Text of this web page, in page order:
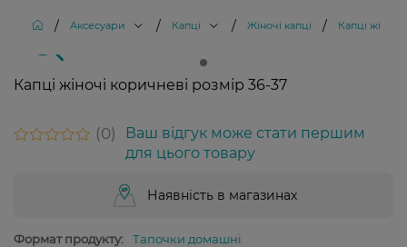
/ Аксесуари / Капці / Жіночі капці / Капці
Капці жіночі коричневі розмір 36-37
0
Ваш відгук може стати першим
для цього товару
Наявність в магазинах
Формат продукту:
Тапочки домашні